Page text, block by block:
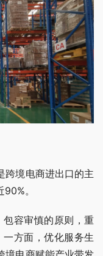
跨境电商进出口的主
。
包容审慎的原则，重
一方面，优化服务生